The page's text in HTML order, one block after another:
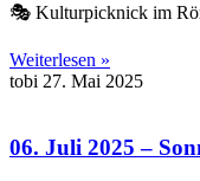
🎭 Kulturpicknick im
Weiterlesen »
tobi 27. Mai 2025
06. Juli 2025 –